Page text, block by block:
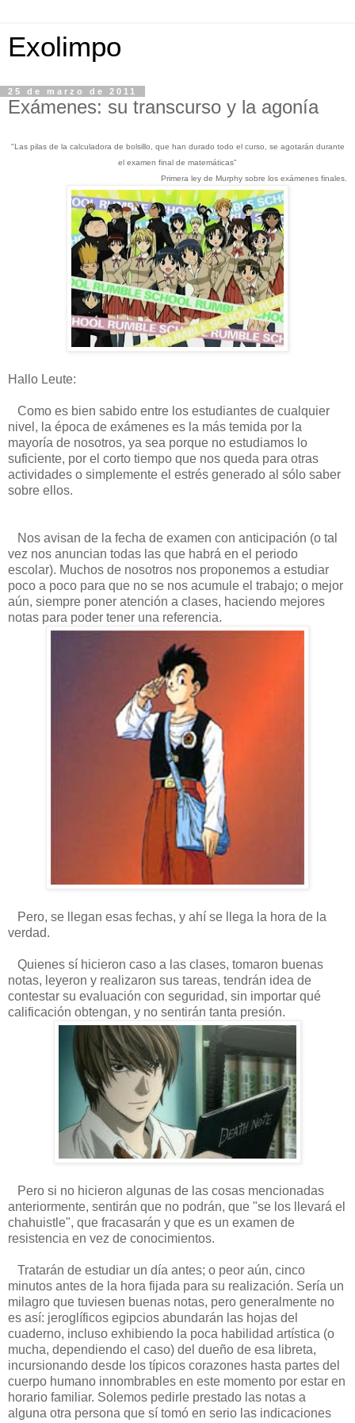
Exolimpo
25 de marzo de 2011
Exámenes: su transcurso y la agonía
"Las pilas de la calculadora de bolsillo, que han durado todo el curso, se agotarán durante
el examen final de matemáticas"
Primera ley de Murphy sobre los exámenes finales.
Hallo Leute:
Como es bien sabido entre los estudiantes de cualquier
nivel, la época de exámenes es la más temida por la
mayoría de nosotros, ya sea porque no estudiamos lo
suficiente, por el corto tiempo que nos queda para otras
actividades o simplemente el estrés generado al sólo saber
sobre ellos.
Nos avisan de la fecha de examen con anticipación (o tal
vez nos anuncian todas las que habrá en el periodo
escolar). Muchos de nosotros nos proponemos a estudiar
poco a poco para que no se nos acumule el trabajo; o mejor
aún, siempre poner atención a clases, haciendo mejores
notas para poder tener una referencia.
Pero, se llegan esas fechas, y ahí se llega la hora de la
verdad.
Quienes sí hicieron caso a las clases, tomaron buenas
notas, leyeron y realizaron sus tareas, tendrán idea de
contestar su evaluación con seguridad, sin importar qué
calificación obtengan, y no sentirán tanta presión.
Pero si no hicieron algunas de las cosas mencionadas
anteriormente, sentirán que no podrán, que "se los llevará el
chahuistle", que fracasarán y que es un examen de
resistencia en vez de conocimientos.
Tratarán de estudiar un día antes; o peor aún, cinco
minutos antes de la hora fijada para su realización. Sería un
milagro que tuviesen buenas notas, pero generalmente no
es así: jeroglíficos egipcios abundarán las hojas del
cuaderno, incluso exhibiendo la poca habilidad artística (o
mucha, dependiendo el caso) del dueño de esa libreta,
incursionando desde los típicos corazones hasta partes del
cuerpo humano innombrables en este momento por estar en
horario familiar. Solemos pedirle prestado las notas a
alguna otra persona que sí tomó en serio las indicaciones